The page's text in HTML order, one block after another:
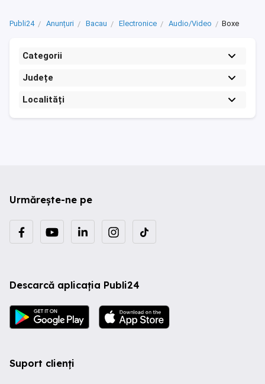
Publi24 Anunțuri Bacau Electronice Audio/Video Boxe
Categorii
Județe
Localități
Urmărește-ne pe
Descarcă aplicația Publi24
Suport clienți